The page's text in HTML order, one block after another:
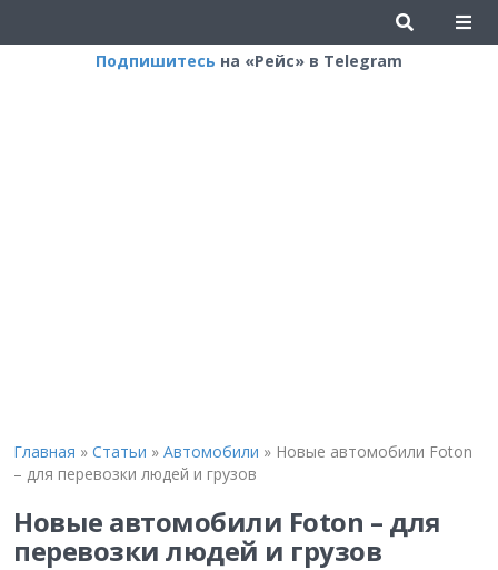
Подпишитесь на «Рейс» в Telegram
Главная » Статьи » Автомобили » Новые автомобили Foton
– для перевозки людей и грузов
Новые автомобили Foton – для
перевозки людей и грузов